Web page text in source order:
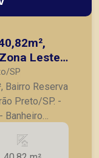
Leste),
SP
Bairro Reserva
Preto/SP. -
Banheiro
A